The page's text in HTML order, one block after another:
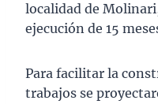
localidad de
ejecución de 15
Para facilitar la
trabajos se